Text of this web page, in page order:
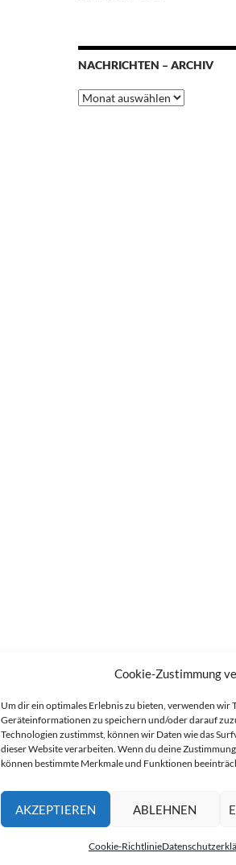
Cookie-Zustimmung
Um dir ein optimales Erlebnis zu bieten, verwenden wir
Geräteinformationen zu speichern und/oder darauf
Technologien zustimmst, können wir Daten wie das
dieser Website verarbeiten. Wenn du deine
können bestimmte Merkmale und Funktionen
AKZEPTIEREN ABLEHNEN
Cookie-Richtlinie
NACHRICHTEN – ARCHIV
Nachrichten
–